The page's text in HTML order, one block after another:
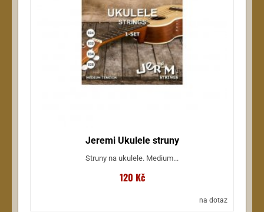
Jeremi Ukulele struny
Struny na ukulele. Medium...
120 Kč
na dotaz